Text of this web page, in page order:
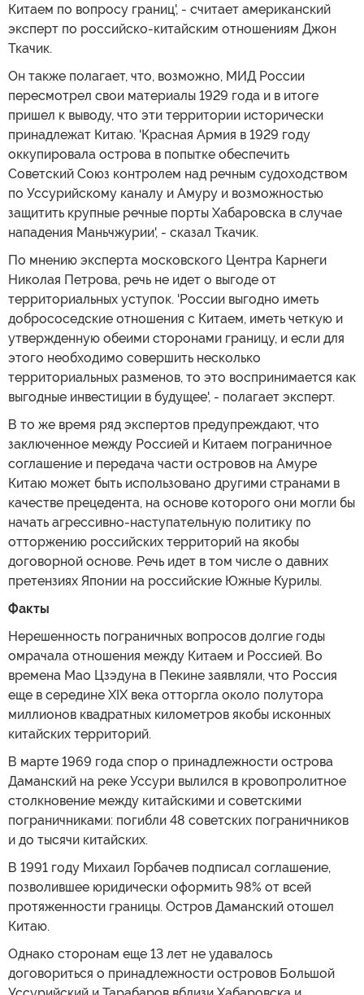
Китаем по вопросу границ', - считает американский
эксперт по российско-китайским отношениям Джон
Ткачик.
Он также полагает, что, возможно, МИД России
пересмотрел свои материалы 1929 года и в итоге
пришел к выводу, что эти территории исторически
принадлежат Китаю. 'Красная Армия в 1929 году
оккупировала острова в попытке обеспечить
Советский Союз контролем над речным судоходством
по Уссурийскому каналу и Амуру и возможностью
защитить крупные речные порты Хабаровска в случае
нападения Маньчжурии', - сказал Ткачик.
По мнению эксперта московского Центра Карнеги
Николая Петрова, речь не идет о выгоде от
территориальных уступок. 'России выгодно иметь
добрососедские отношения с Китаем, иметь четкую и
утвержденную обеими сторонами границу, и если для
этого необходимо совершить несколько
территориальных разменов, то это воспринимается как
выгодные инвестиции в будущее', - полагает эксперт.
В то же время ряд экспертов предупреждают, что
заключенное между Россией и Китаем пограничное
соглашение и передача части островов на Амуре
Китаю может быть использовано другими странами в
качестве прецедента, на основе которого они могли бы
начать агрессивно-наступательную политику по
отторжению российских территорий на якобы
договорной основе. Речь идет в том числе о давних
претензиях Японии на российские Южные Курилы.
Факты
Нерешенность пограничных вопросов долгие годы
омрачала отношения между Китаем и Россией. Во
времена Мао Цзэдуна в Пекине заявляли, что Россия
еще в середине XIX века отторгла около полутора
миллионов квадратных километров якобы исконных
китайских территорий.
В марте 1969 года спор о принадлежности острова
Даманский на реке Уссури вылился в кровопролитное
столкновение между китайскими и советскими
пограничниками: погибли 48 советских пограничников
и до тысячи китайских.
В 1991 году Михаил Горбачев подписал соглашение,
позволившее юридически оформить 98% от всей
протяженности границы. Остров Даманский отошел
Китаю.
Однако сторонам еще 13 лет не удавалось
договориться о принадлежности островов Большой